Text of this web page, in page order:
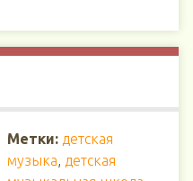
Метки: детская
музыка, детская